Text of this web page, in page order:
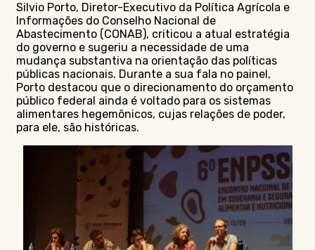
Silvio Porto, Diretor-Executivo da Política Agrícola e
Informações do Conselho Nacional de
Abastecimento (CONAB), criticou a atual estratégia
do governo e sugeriu a necessidade de uma
mudança substantiva na orientação das políticas
públicas nacionais. Durante a sua fala no painel,
Porto destacou que o direcionamento do orçamento
público federal ainda é voltado para os sistemas
alimentares hegemônicos, cujas relações de poder,
para ele, são históricas.